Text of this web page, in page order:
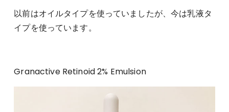
以前はオイルタイプを使っていましたが、今は乳液タ
イプを使っています。
Granactive Retinoid 2% Emulsion